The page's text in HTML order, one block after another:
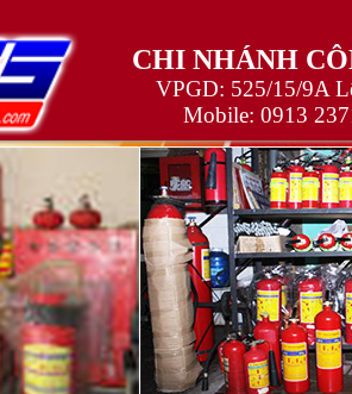
CHI NHÁNH
VPGD: 525/15/9A
Mobile: 0913